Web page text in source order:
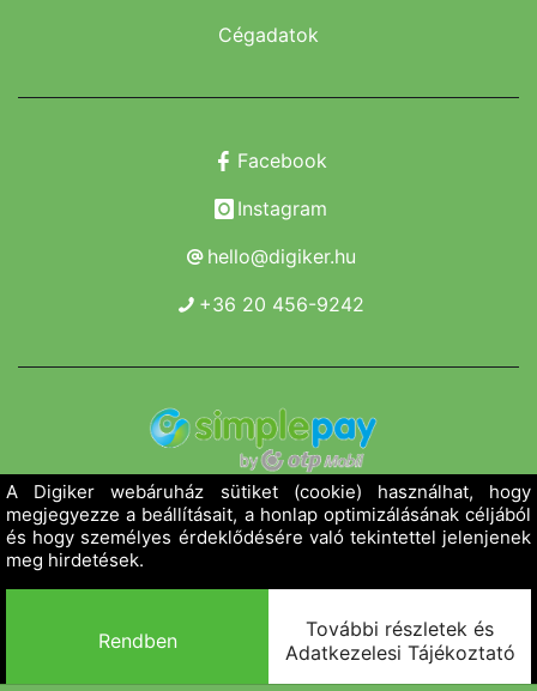
Cégadatok
Facebook
Instagram
hello@digiker.hu
+36 20 456-9242
Copyright 2019 - 2026. Borsod Agroker Zrt.
Powered by Adamante